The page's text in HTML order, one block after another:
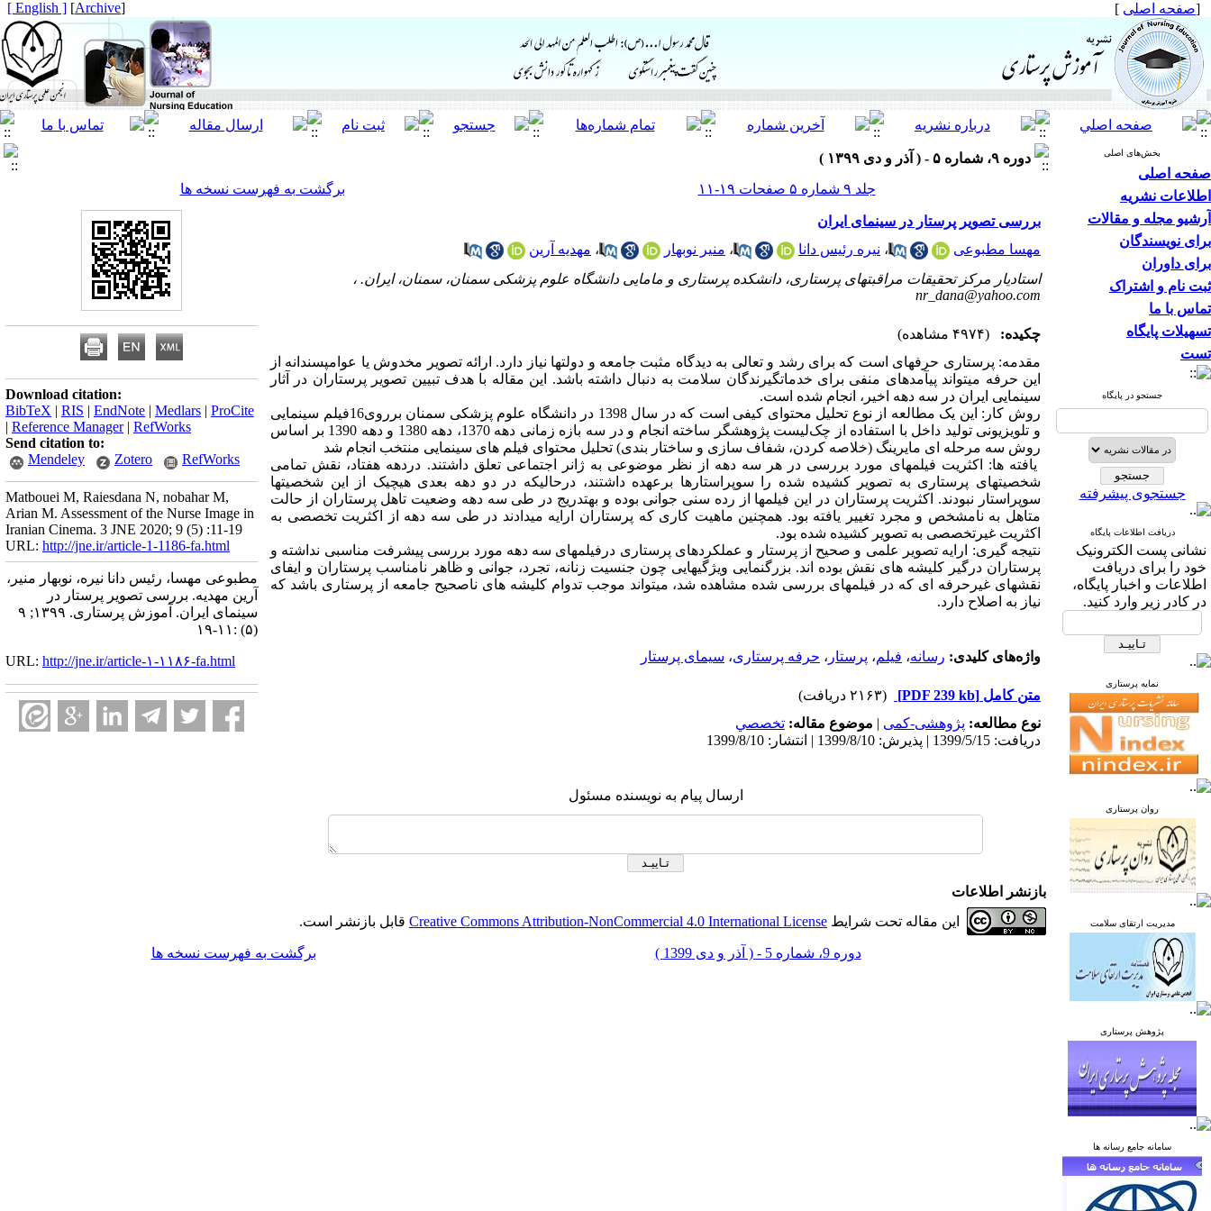
[صفحه اصلی ]
[
Archive
]
[ English ]
بخش‌های اصلی
صفحه اصلی
اطلاعات نشریه
آرشیو مجله و مقالات
برای نویسندگان
برای داوران
ثبت نام و اشتراک
تماس با ما
تسهیلات پایگاه
تست
جستجو در پایگاه
جستجوی پیشرفته
دریافت اطلاعات پایگاه
نشانی پست الکترونیک
خود را برای دریافت
اطلاعات و اخبار پایگاه،
در کادر زیر وارد کنید.
نمایه پرستاری
روان پرستاری
مدیریت ارتقای سلامت
پژوهش پرستاری
سامانه جامع رسانه ها
دوره ۹، شماره ۵ - ( آذر و دی ۱۳۹۹ )
جلد ۹ شماره ۵ صفحات ۱۹-۱۱
برگشت به فهرست نسخه ها
بررسی تصویر پرستار در سینمای ایران
مهسا مطبوعی
، نیره رئیس دانا ، منیر نوبهار ، مهدیه آرین
استادیار مرکز تحقیقات مراقبتهای پرستاری، دانشکده پرستاری و مامایی دانشگاه علوم پزشکی سمنان، سمنان، ایران. ،
nr_dana@yahoo.com
چکیده:
(۴۹۷۴ مشاهده)
مقدمه: پرستاری حرفه­ای است که برای رشد و تعالی به دیدگاه مثبت جامعه و دولتها نیاز دارد. ارائه تصویر مخدوش یا عوام­پسندانه از
این حرفه می­تواند پی­آمدهای منفی برای خدمات­گیرندگان سلامت به دنبال داشته باشد. این مقاله با هدف تبیین تصویر پرستاران در آثار
سینمایی ایران در سه دهه اخیر، انجام شده است.
روش کار: این یک مطالعه از نوع تحلیل محتوای کیفی است که در سال 1398 در دانشگاه علوم پزشکی سمنان برروی16فیلم سینمایی
و تلویزیونی تولید داخل با استفاده از چک‌لیست پژوهشگر ساخته انجام و در سه بازه زمانی دهه 1370، دهه 1380 و دهه 1390 بر اساس
روش سه مرحله ای مایرینگ (خلاصه کردن، شفاف سازی و ساختار بندی) تحلیل محتوای فیلم های سینمایی منتخب انجام شد
یافته ها: اکثریت فیلمهای مورد بررسی در هر سه دهه از نظر موضوعی به ژانر اجتماعی تعلق داشتند. دردهه هفتاد، نقش تمامی
شخصیت­های پرستاری به تصویر کشیده شده را سوپراستارها برعهده داشتند، در­حالی­که در دو دهه بعدی هیچیک از این شخصیت­ها
سوپراستار نبودند. اکثریت پرستاران در این فیلمها از رده سنی جوانی بوده و به­تدریج در طی سه دهه وضعیت تاهل پرستاران از حالت
متاهل به نامشخص و مجرد تغییر یافته بود. همچنین ماهیت کاری که پرستاران ارایه می­دادند در طی سه دهه از اکثریت تخصصی به
اکثریت غیر­تخصصی به تصویر کشیده شده بود.
نتیجه گیری: ارایه تصویر علمی و صحیح از پرستار و عملکردهای پرستاری درفیلمهای سه دهه مورد بررسی پیشرفت مناسبی نداشته و
پرستاران درگیر کلیشه های نقش بوده اند. بزرگنمایی ویژگی­هایی چون جنسیت زنانه، تجرد، جوانی و ظاهر نامناسب پرستاران و ایفای
نقش­های غیرحرفه­ ای که در فیلمهای بررسی­ شده مشاهده شد، می­تواند موجب تدوام کلیشه­ های ناصحیح جامعه از پرستاری باشد که
نیاز به اصلاح دارد.
واژه‌های کلیدی: رسانه، فیلم، پرستار ، حرفه پرستاری، سیمای پرستار
متن کامل [PDF 239 kb]
(۲۱۶۳ دریافت)
نوع مطالعه: پژوهشی-کمی | موضوع مقاله: تخصصي
دریافت: 1399/5/15 | پذیرش: 1399/8/10 | انتشار: 1399/8/10
ارسال پیام به نویسنده مسئول
Download citation:
BibTeX | RIS | EndNote | Medlars | ProCite
| Reference Manager| RefWorks
Send citation to:
Mendeley
Zotero RefWorks
Matbouei M, Raiesdana N, nobahar M,
Arian M. Assessment of the Nurse Image in
Iranian Cinema. 3 JNE 2020; 9 (5) :11-19
URL: http://jne.ir/article-1-1186-fa.html
مطبوعی مهسا، رئیس دانا نیره، نوبهار منیر،
آرین مهدیه. بررسی تصویر پرستار در
سینمای ایران. آموزش پرستاری. ۱۳۹۹; ۹
(۵) :۱۱-۱۹
URL: http://jne.ir/article-۱-۱۱۸۶-fa.html
بازنشر اطلاعات
این مقاله تحت شرایط Creative Commons Attribution-NonCommercial 4.0 International License قابل بازنشر است.
دوره 9، شماره 5 - ( آذر و دی 1399 ) برگشت به فهرست نسخه ها